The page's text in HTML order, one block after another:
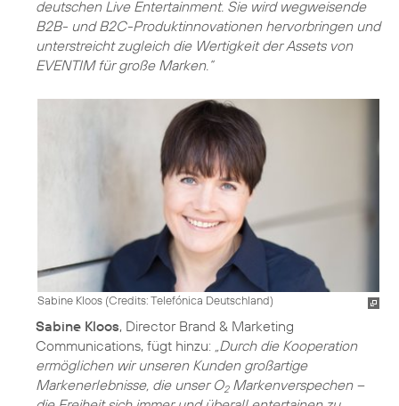
deutschen Live Entertainment. Sie wird wegweisende
B2B- und B2C-Produktinnovationen hervorbringen und
unterstreicht zugleich die Wertigkeit der Assets von
EVENTIM für große Marken.“
Sabine Kloos (Credits: Telefónica Deutschland)
Sabine Kloos, Director Brand & Marketing
Communications, fügt hinzu: „Durch die Kooperation
ermöglichen wir unseren Kunden großartige
Markenerlebnisse, die unser O2Markenverspechen –